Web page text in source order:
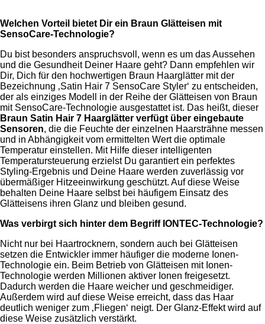
Welchen Vorteil bietet Dir ein Braun Glätteisen mit
SensoCare-Technologie?
Du bist besonders anspruchsvoll, wenn es um das Aussehen
und die Gesundheit Deiner Haare geht? Dann empfehlen wir
Dir, Dich für den hochwertigen Braun Haarglätter mit der
Bezeichnung ‚Satin Hair 7 SensoCare Styler‘ zu entscheiden,
der als einziges Modell in der Reihe der Glätteisen von Braun
mit SensoCare-Technologie ausgestattet ist. Das heißt, dieser
Braun Satin Hair 7 Haarglätter verfügt über eingebaute
Sensoren, die die Feuchte der einzelnen Haarsträhne messen
und in Abhängigkeit vom ermittelten Wert die optimale
Temperatur einstellen. Mit Hilfe dieser intelligenten
Temperatursteuerung erzielst Du garantiert ein perfektes
Styling-Ergebnis und Deine Haare werden zuverlässig vor
übermäßiger Hitzeeinwirkung geschützt. Auf diese Weise
behalten Deine Haare selbst bei häufigem Einsatz des
Glätteisens ihren Glanz und bleiben gesund.
Was verbirgt sich hinter dem Begriff IONTEC-Technologie?
Nicht nur bei Haartrocknern, sondern auch bei Glätteisen
setzen die Entwickler immer häufiger die moderne Ionen-
Technologie ein. Beim Betrieb von Glätteisen mit Ionen-
Technologie werden Millionen aktiver Ionen freigesetzt.
Dadurch werden die Haare weicher und geschmeidiger.
Außerdem wird auf diese Weise erreicht, dass das Haar
deutlich weniger zum ‚Fliegen‘ neigt. Der Glanz-Effekt wird auf
diese Weise zusätzlich verstärkt.